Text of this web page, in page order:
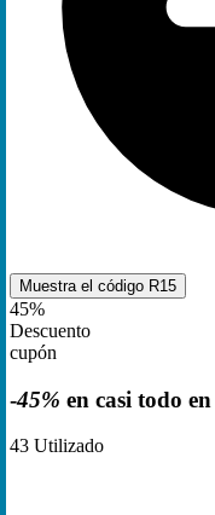
Muestra el código R15
45%
Descuento
cupón
-45% en casi todo
43 Utilizado